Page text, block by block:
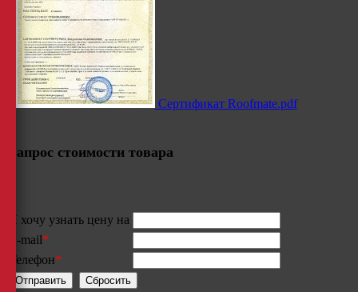
Сертификат Roofmate.pdf
Запрос стоимости товара
Я хочу узнать цену на
E-mail*
Телефон*